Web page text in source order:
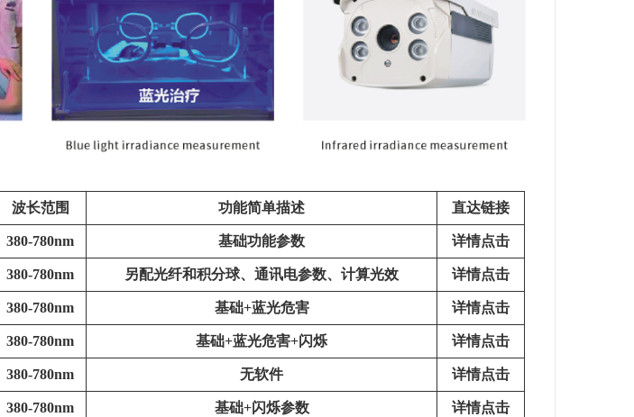
波长范围 功能简单描述 直达链接
380-780nm 基础功能参数 详情点击
380-780nm 另配光纤和积分球、通讯电参数、计算光效 详情点击
380-780nm 基础+蓝光危害 详情点击
380-780nm 基础+蓝光危害+闪烁 详情点击
380-780nm 无软件 详情点击
380-780nm 基础+闪烁参数 详情点击